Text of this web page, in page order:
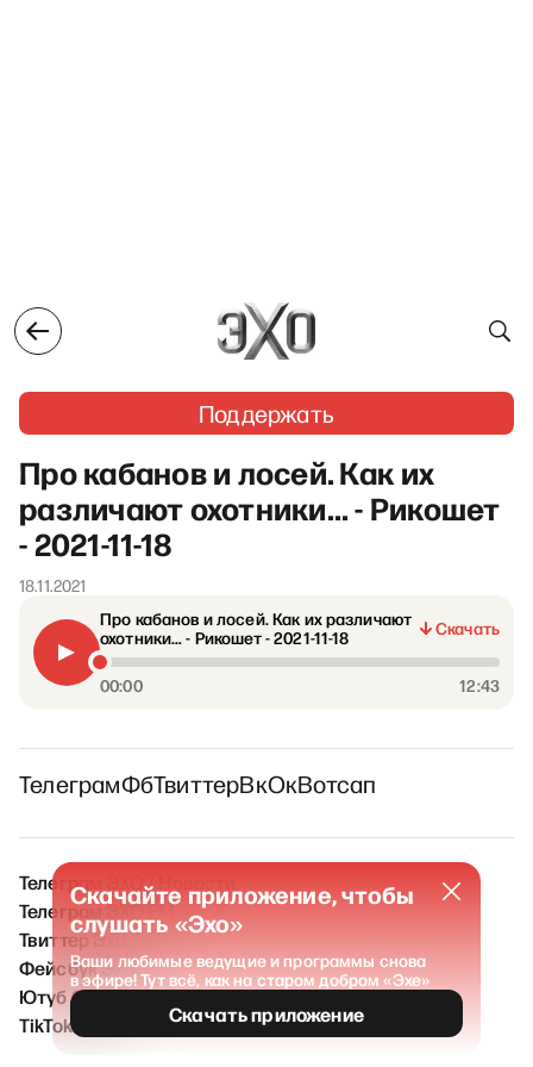
Поддержать
Про кабанов и лосей. Как их
различают охотники… - Рикошет
- 2021-11-18
18.11.2021
Про кабанов и лосей. Как их различают
охотники… - Рикошет - 2021-11-18
Скачать
00:00 12:43
ТелеграмФбТвиттерВкОкВотсап
Скачайте приложение, чтобы
слушать «Эхо»
Ваши любимые ведущие и программы снова
в эфире! Тут всё, как на старом добром «Эхе»
Скачать приложение
Телеграм ЭХО / Новости
Телеграм ЭХО FM
Твиттер Эха
Фейсбук Эха
Ютуб Эха
TikTok Эха